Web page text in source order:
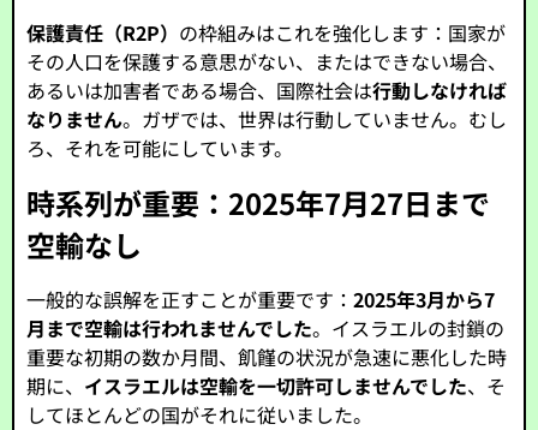
保護責任（R2P） の枠組みはこれを強化します：国家が
その人口を保護する意思がない、またはできない場合、
あるいは加害者である場合、国際社会は行動しなければ
なりません。ガザでは、世界は行動していません。むし
ろ、それを可能にしています。
時系列が重要：2025年7月27日まで
空輸なし
一般的な誤解を正すことが重要です：2025年3月から7
月まで空輸は行われませんでした。イスラエルの封鎖の
重要な初期の数か月間、飢饉の状況が急速に悪化した時
期に、 イスラエルは空輸を一切許可しませんでした、そ
してほとんどの国がそれに従いました。